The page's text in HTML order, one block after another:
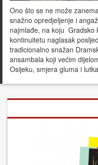
Ono što se ne može
snažno opredjeljenje i
najmlađe, na koju Gradsko
kontinuitetu naglasak
tradicionalno snažan
ansambala koji većim
Osijeku, smjera gluma i